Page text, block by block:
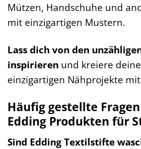
Mützen, Handschuhe und
mit einzigartigen Mustern.
Lass dich von den
inspirieren und kreiere
einzigartigen Nähprojekte
Häufig gestellte Fragen
Edding Produkten für
Sind Edding Textilstifte